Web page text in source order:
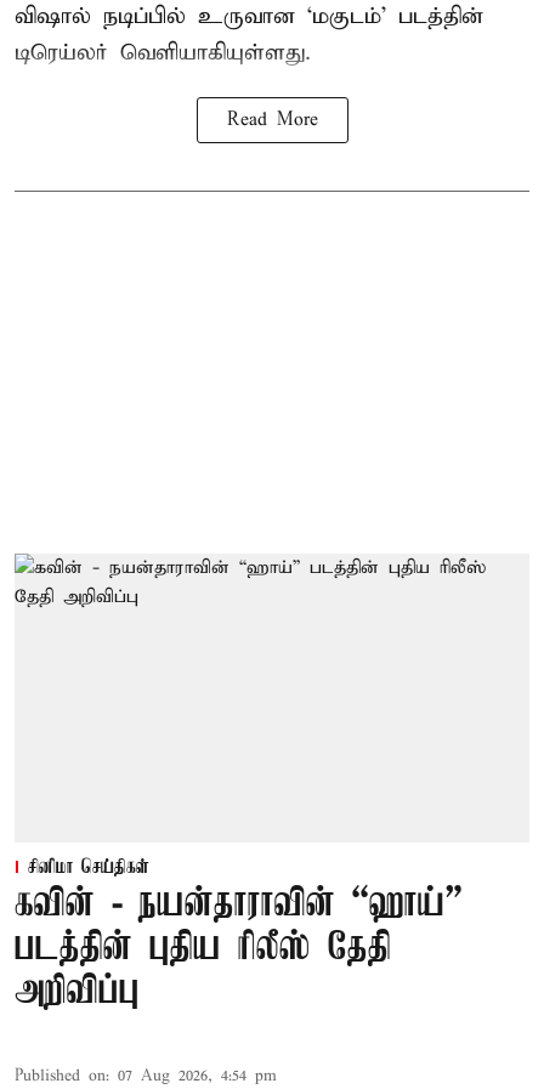
விஷால் நடிப்பில் உருவான ‘மகுடம்’ படத்தின்
டிரெய்லர் வெளியாகியுள்ளது.
Read More
சினிமா செய்திகள்
கவின் - நயன்தாராவின் “ஹாய்”
படத்தின் புதிய ரிலீஸ் தேதி
அறிவிப்பு
Published on: 07 Aug 2026, 4:54 pm